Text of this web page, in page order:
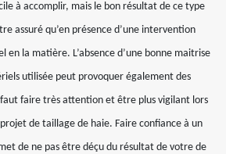
à accomplir, mais le bon résultat de ce type
assuré qu’en présence d’une intervention
en la matière. L’absence d’une bonne maitrise
utilisée peut provoquer également des
faire très attention et être plus vigilant lors
de taillage de haie. Faire confiance à un
de ne pas être déçu du résultat de votre de